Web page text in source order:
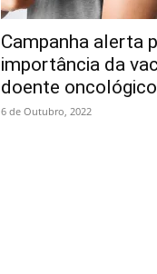
Campanha alerta
importância da
doente oncológico
6 de Outubro, 2022